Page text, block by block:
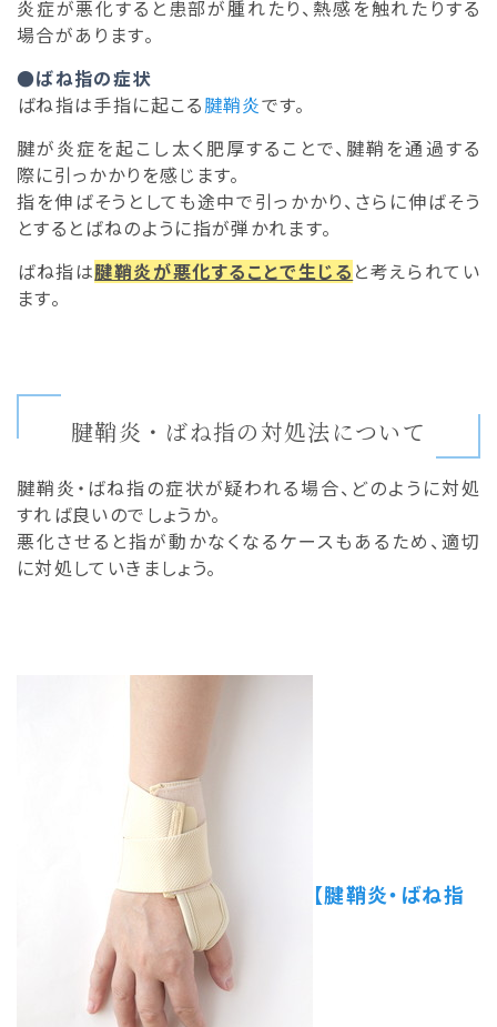
炎症が悪化すると患部が腫れたり、熱感を触れたりする
場合があります。
●ばね指の症状
ばね指は手指に起こる腱鞘炎です。
腱が炎症を起こし太く肥厚することで、腱鞘を通過する
際に引っかかりを感じます。
指を伸ばそうとしても途中で引っかかり、さらに伸ばそう
とするとばねのように指が弾かれます。
ばね指は腱鞘炎が悪化することで生じる と考えられてい
ます。
腱鞘炎・ばね指の対処法について
腱鞘炎・ばね指の症状が疑われる場合、どのように対処
すれば良いのでしょうか。
悪化させると指が動かなくなるケースもあるため、適切
に対処していきましょう。
【腱鞘炎・ばね指